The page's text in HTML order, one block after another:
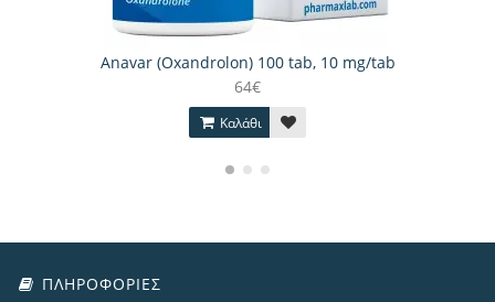
Anavar (Oxandrolon) 100 tab, 10 mg/tab
64€
Καλάθι
ΠΛΗΡΟΦΟΡΊΕΣ